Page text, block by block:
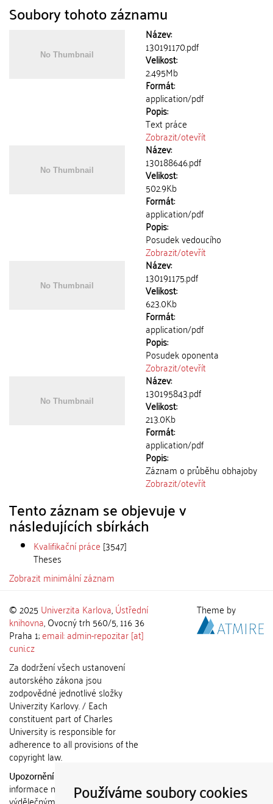
Používáme soubory cookies
Soubory tohoto záznamu
Název:
130191170.pdf
Velikost:
2.495Mb
Formát:
application/pdf
Popis:
Text práce
Zobrazit/otevřít
Název:
130188646.pdf
Velikost:
502.9Kb
Formát:
application/pdf
Popis:
Posudek vedoucího
Zobrazit/otevřít
Název:
130191175.pdf
Velikost:
623.0Kb
Formát:
application/pdf
Popis:
Posudek oponenta
Zobrazit/otevřít
Název:
130195843.pdf
Velikost:
213.0Kb
Formát:
application/pdf
Popis:
Záznam o průběhu obhajoby
Zobrazit/otevřít
Tento záznam se objevuje v
následujících sbírkách
Kvalifikační práce [3547]
Theses
Zobrazit minimální záznam
© 2025 Univerzita Karlova,Ústřední
knihovna, Ovocný trh 560/5, 116 36
Praha 1;email: admin-repozitar [at]
cuni.cz
Za dodržení všech ustanovení
autorského zákona jsou
zodpovědné jednotlivé složky
Univerzity Karlovy. / Each
constituent part of Charles
University is responsible for
adherence to all provisions of the
copyright law.
Upozornění / Notice:
informace nemohou být použity k
Theme by